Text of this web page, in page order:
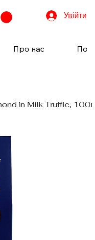
Увійти
Про нас
in Milk Truffle, 100г